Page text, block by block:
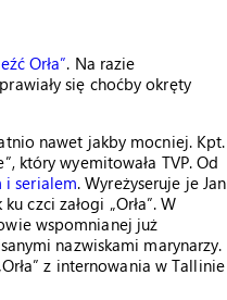
Orła”. Na razie
się choćby okręty
nawet jakby mocniej. Kpt.
który wyemitowała TVP. Od
i serialem. Wyreżyseruje je Jan
czci załogi „Orła”. W
wspomnianej już
nazwiskami marynarzy.
z internowania w Tallinie